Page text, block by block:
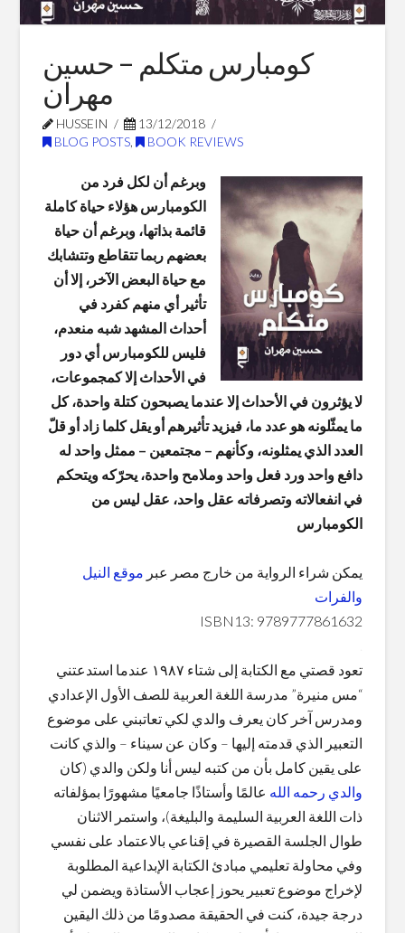
Blog Posts
كومبارس متكلم – حسين
مهران
HUSSEIN
13/12/2018
BLOG POSTS , BOOK REVIEWS
وبرغم أن لكل فرد من
الكومبارس هؤلاء حياة كاملة
قائمة بذاتها، وبرغم أن حياة
بعضهم ربما تتقاطع وتتشابك
مع حياة البعض الآخر، إلا أن
تأثير أي منهم كفرد في
أحداث المشهد شبه منعدم،
فليس للكومبارس أي دور
في الأحداث إلا كمجموعات،
لا يؤثرون في الأحداث إلا عندما يصبحون كتلة واحدة، كل
ما يمثّلونه هو عدد ما، فيزيد تأثيرهم أو يقل كلما زاد أو قلّ
العدد الذي يمثلونه، وكأنهم – مجتمعين – ممثل واحد له
دافع واحد ورد فعل واحد وملامح واحدة، يحرّكه ويتحكم
في انفعالاته وتصرفاته عقل واحد، عقل ليس من
الكومبارس
يمكن شراء الرواية من خارج مصر عبر موقع النيل
والفرات
ISBN13: 9789777861632
تعود قصتي مع الكتابة إلى شتاء ١٩٨٧ عندما استدعتني
“مس منيرة” مدرسة اللغة العربية للصف الأول الإعدادي
ومدرس آخر كان يعرف والدي لكي تعاتبني على موضوع
التعبير الذي قدمته إليها – وكان عن سيناء – والذي كانت
على يقين كامل بأن من كتبه ليس أنا ولكن والدي (كان
والدي رحمه الله عالمًا وأستاذًا جامعيًا مشهورًا بمؤلفاته
ذات اللغة العربية السليمة والبليغة)، واستمر الاثنان
طوال الجلسة القصيرة في إقناعي بالاعتماد على نفسي
وفي محاولة تعليمي مبادئ الكتابة الإبداعية المطلوبة
لإخراج موضوع تعبير يحوز إعجاب الأستاذة ويضمن لي
درجة جيدة، كنت في الحقيقة مصدومًا من ذلك اليقين